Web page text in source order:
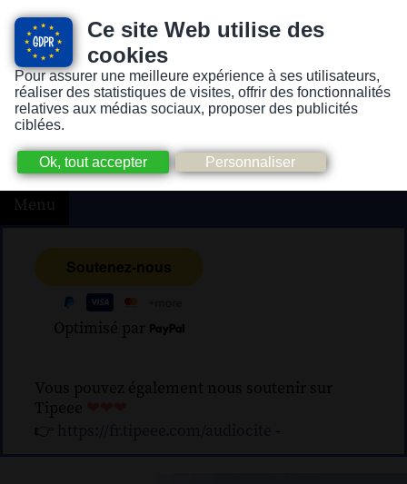
Ce site Web utilise des
cookies
Pour assurer une meilleure expérience à ses utilisateurs,
réaliser des statistiques de visites, offrir des fonctionnalités
relatives aux médias sociaux, proposer des publicités
ciblées.
Version pour personnes mal-voyantes ou non-voyantes
Menu
Optimisé par
Vous pouvez également nous soutenir sur
Tipeee
👉
-